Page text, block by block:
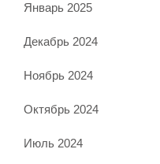
Январь 2025
Декабрь 2024
Ноябрь 2024
Октябрь 2024
Июль 2024